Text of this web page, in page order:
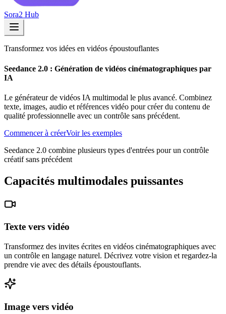
Sora2 Hub
Transformez vos idées en vidéos époustouflantes
Seedance 2.0 : Génération de vidéos cinématographiques par
IA
Le générateur de vidéos IA multimodal le plus avancé. Combinez
texte, images, audio et références vidéo pour créer du contenu de
qualité professionnelle avec un contrôle sans précédent.
Commencer à créerVoir les exemples
Seedance 2.0 combine plusieurs types d'entrées pour un contrôle
créatif sans précédent
Capacités multimodales puissantes
Texte vers vidéo
Transformez des invites écrites en vidéos cinématographiques avec
un contrôle en langage naturel. Décrivez votre vision et regardez-la
prendre vie avec des détails époustouflants.
Image vers vidéo